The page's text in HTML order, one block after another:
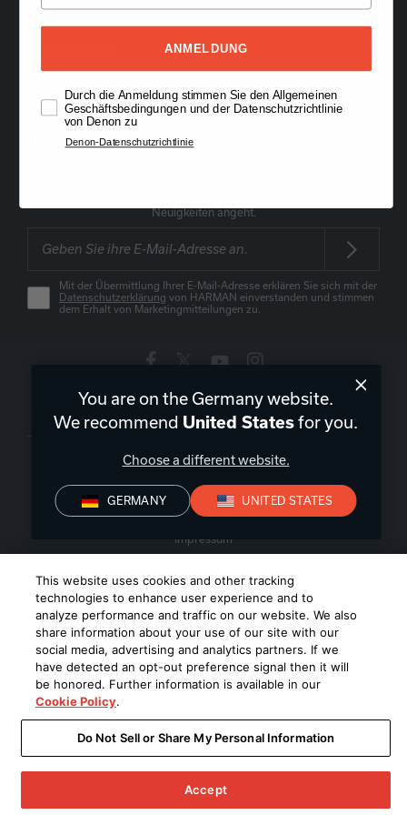
Produktsupport
Über uns
Neuigkeiten angeht.
Mit der Übermittlung Ihrer E-Mail-Adresse erklären Sie sich mit der
Datenschutzerklärung von HARMAN einverstanden und stimmen
dem Erhalt von Marketingmitteilungen zu.
Deutschland| DE
Datenschutz Konformitätserklärungen
Verkaufsbedingungen
Impressum
© 2026 Harman International Industries, Incorporated. All rights
reserved.
You are on the Germany website.
We recommend United Statesfor you.
Choose a different website.
GERMANY UNITED STATES
This website uses cookies and other tracking
technologies to enhance user experience and to
analyze performance and traffic on our website. We also
share information about your use of our site with our
social media, advertising and analytics partners. If we
have detected an opt-out preference signal then it will
be honored. Further information is available in our
Cookie Policy.
Do Not Sell or Share My Personal Information
Accept
ANMELDUNG
Durch die Anmeldung stimmen Sie den Allgemeinen
Geschäftsbedingungen und der Datenschutzrichtlinie
von Denon zu
Denon-Datenschutzrichtlinie